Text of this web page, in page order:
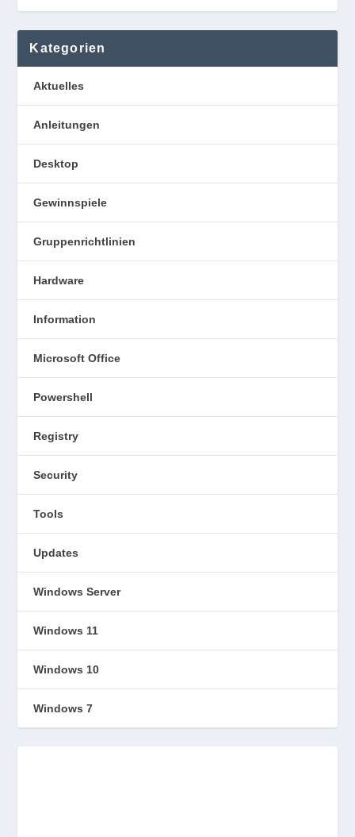
Kategorien
Aktuelles
Anleitungen
Desktop
Gewinnspiele
Gruppenrichtlinien
Hardware
Information
Microsoft Office
Powershell
Registry
Security
Tools
Updates
Windows Server
Windows 11
Windows 10
Windows 7